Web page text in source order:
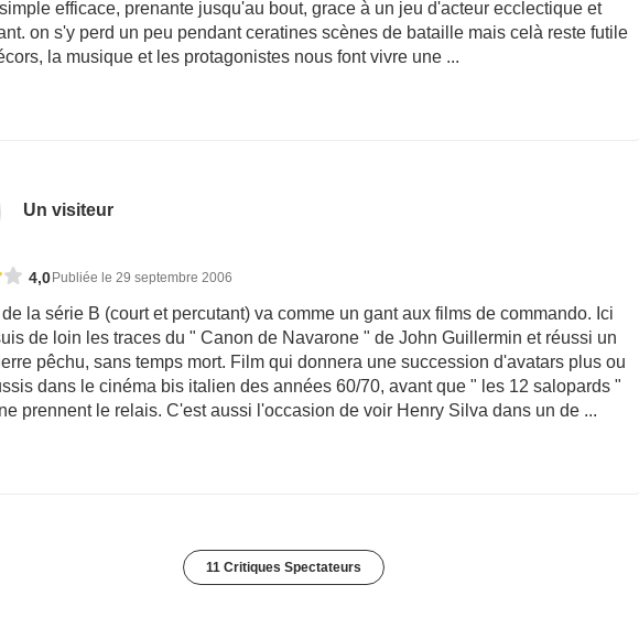
efficace, prenante jusqu'au bout, grace à un jeu d'acteur ecclectique et
on s'y perd un peu pendant ceratines scènes de bataille mais celà reste futile
la musique et les protagonistes nous font vivre une ...
Un visiteur
4,0 Publiée le 29 septembre 2006
de la série B (court et percutant) va comme un gant aux films de commando. Ici
de loin les traces du " Canon de Navarone " de John Guillermin et réussi un
pêchu, sans temps mort. Film qui donnera une succession d'avatars plus ou
dans le cinéma bis italien des années 60/70, avant que " les 12 salopards "
prennent le relais. C'est aussi l'occasion de voir Henry Silva dans un de ...
11 Critiques Spectateurs